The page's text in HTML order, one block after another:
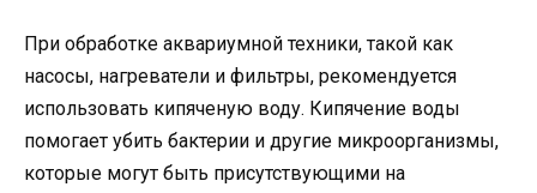
При обработке аквариумной техники, такой как
насосы, нагреватели и фильтры, рекомендуется
использовать кипяченую воду. Кипячение воды
помогает убить бактерии и другие микроорганизмы,
которые могут быть присутствующими на